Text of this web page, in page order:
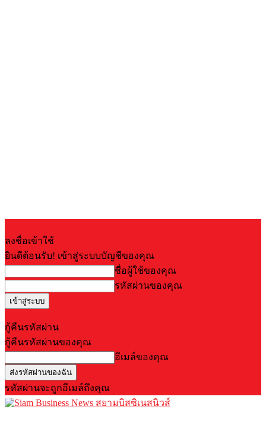
ลงชื่อเข้าใช้
ยินดีต้อนรับ! เข้าสู่ระบบบัญชีของคุณ
ชื่อผู้ใช้ของคุณ
รหัสผ่านของคุณ
กู้คืนรหัสผ่าน
กู้คืนรหัสผ่านของคุณ
อีเมล์ของคุณ
รหัสผ่านจะถูกอีเมล์ถึงคุณ
สยามบิสซิเนสนิวส์